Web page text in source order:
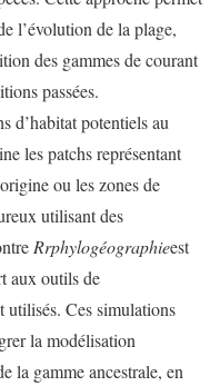
l’évolution de la plage,
des gammes de courant
passées.
d’habitat potentiels au
les patchs représentant
ou les zones de
utilisant des
Rrphylogéographieest
aux outils de
utilisés. Ces simulations
la modélisation
la gamme ancestrale, en